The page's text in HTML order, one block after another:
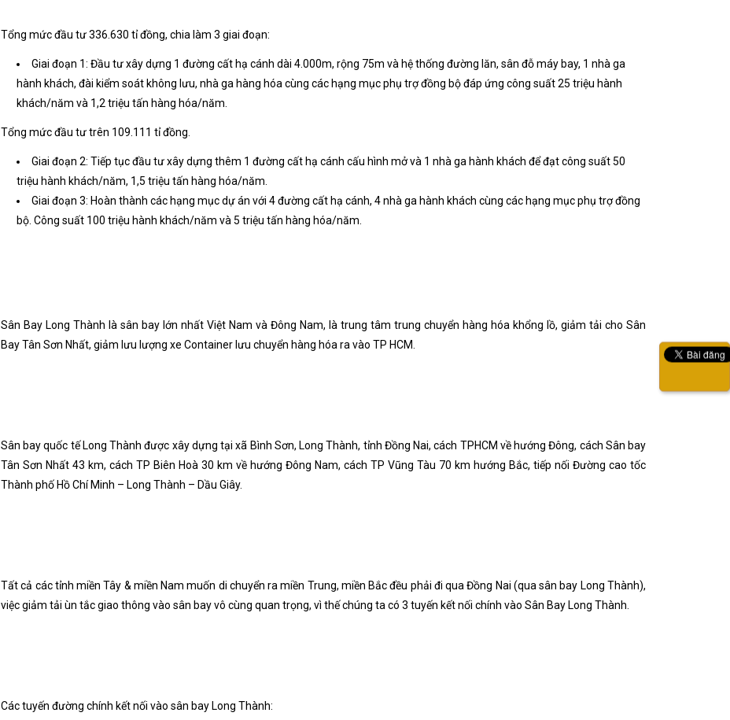
Tổng mức đầu tư 336.630 tỉ đồng, chia làm 3 giai đoạn:
Giai đoạn 1: Đầu tư xây dựng 1 đường cất hạ cánh dài 4.000m, rộng 75m và hệ thống đường lăn, sân đỗ máy bay, 1 nhà ga
hành khách, đài kiểm soát không lưu, nhà ga hàng hóa cùng các hạng mục phụ trợ đồng bộ đáp ứng công suất 25 triệu hành
khách/năm và 1,2 triệu tấn hàng hóa/năm.
Tổng mức đầu tư trên 109.111 tỉ đồng.
Giai đoạn 2: Tiếp tục đầu tư xây dựng thêm 1 đường cất hạ cánh cấu hình mở và 1 nhà ga hành khách để đạt công suất 50
triệu hành khách/năm, 1,5 triệu tấn hàng hóa/năm.
Giai đoạn 3: Hoàn thành các hạng mục dự án với 4 đường cất hạ cánh, 4 nhà ga hành khách cùng các hạng mục phụ trợ đồng
bộ. Công suất 100 triệu hành khách/năm và 5 triệu tấn hàng hóa/năm.
Sân Bay Long Thành là sân bay lớn nhất Việt Nam và Đông Nam, là trung tâm trung chuyển hàng hóa khổng lồ, giảm tải cho Sân
Bay Tân Sơn Nhất, giảm lưu lượng xe Container lưu chuyển hàng hóa ra vào TP HCM.
Sân bay quốc tế Long Thành được xây dựng tại xã Bình Sơn, Long Thành, tỉnh Đồng Nai, cách TPHCM về hướng Đông, cách Sân bay
Tân Sơn Nhất 43 km, cách TP Biên Hoà 30 km về hướng Đông Nam, cách TP Vũng Tàu 70 km hướng Bắc, tiếp nối Đường cao tốc
Thành phố Hồ Chí Minh – Long Thành – Dầu Giây.
Tất cả các tỉnh miền Tây & miền Nam muốn di chuyển ra miền Trung, miền Bắc đều phải đi qua Đồng Nai (qua sân bay Long Thành),
việc giảm tải ùn tắc giao thông vào sân bay vô cùng quan trọng, vì thế chúng ta có 3 tuyến kết nối chính vào Sân Bay Long Thành.
Các tuyến đường chính kết nối vào sân bay Long Thành: